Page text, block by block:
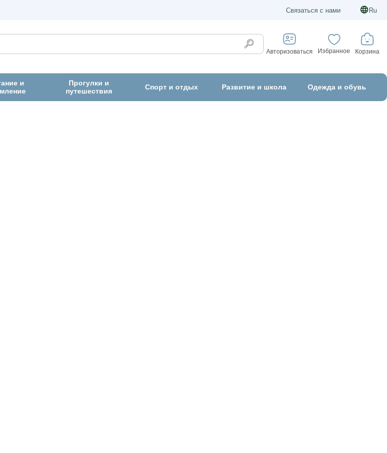
Связаться с нами Ru
Авторизоваться Избранное Корзина
и
Прогулки и
путешествия
Спорт и отдых Развитие и школа Одежда и обувь